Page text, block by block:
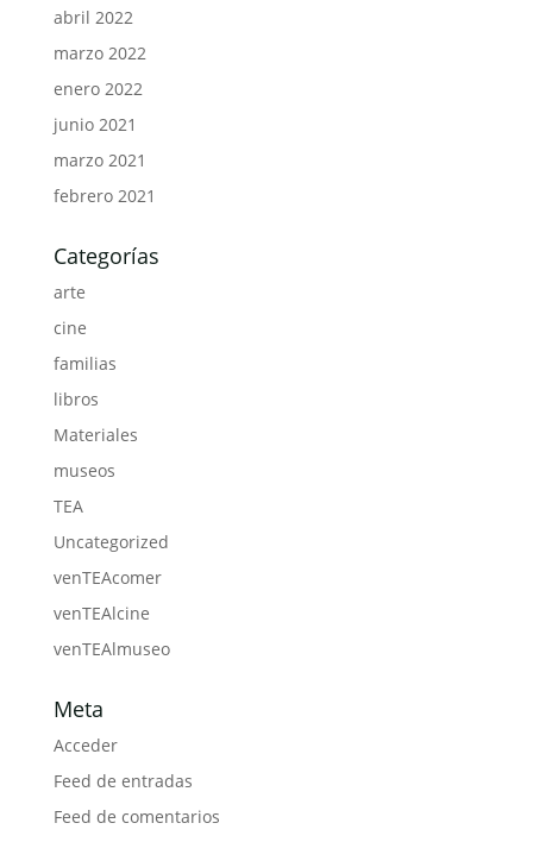
abril 2022
marzo 2022
enero 2022
junio 2021
marzo 2021
febrero 2021
Categorías
arte
cine
familias
libros
Materiales
museos
TEA
Uncategorized
venTEAcomer
venTEAlcine
venTEAlmuseo
Meta
Acceder
Feed de entradas
Feed de comentarios